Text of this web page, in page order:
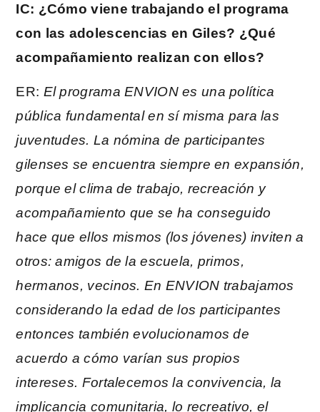
IC: ¿Cómo viene trabajando el programa
con las adolescencias en Giles? ¿Qué
acompañamiento realizan con ellos?
ER: El programa ENVION es una política
pública fundamental en sí misma para las
juventudes. La nómina de participantes
gilenses se encuentra siempre en expansión,
porque el clima de trabajo, recreación y
acompañamiento que se ha conseguido
hace que ellos mismos (los jóvenes) inviten a
otros: amigos de la escuela, primos,
hermanos, vecinos. En ENVION trabajamos
considerando la edad de los participantes
entonces también evolucionamos de
acuerdo a cómo varían sus propios
intereses. Fortalecemos la convivencia, la
implicancia comunitaria, lo recreativo, el